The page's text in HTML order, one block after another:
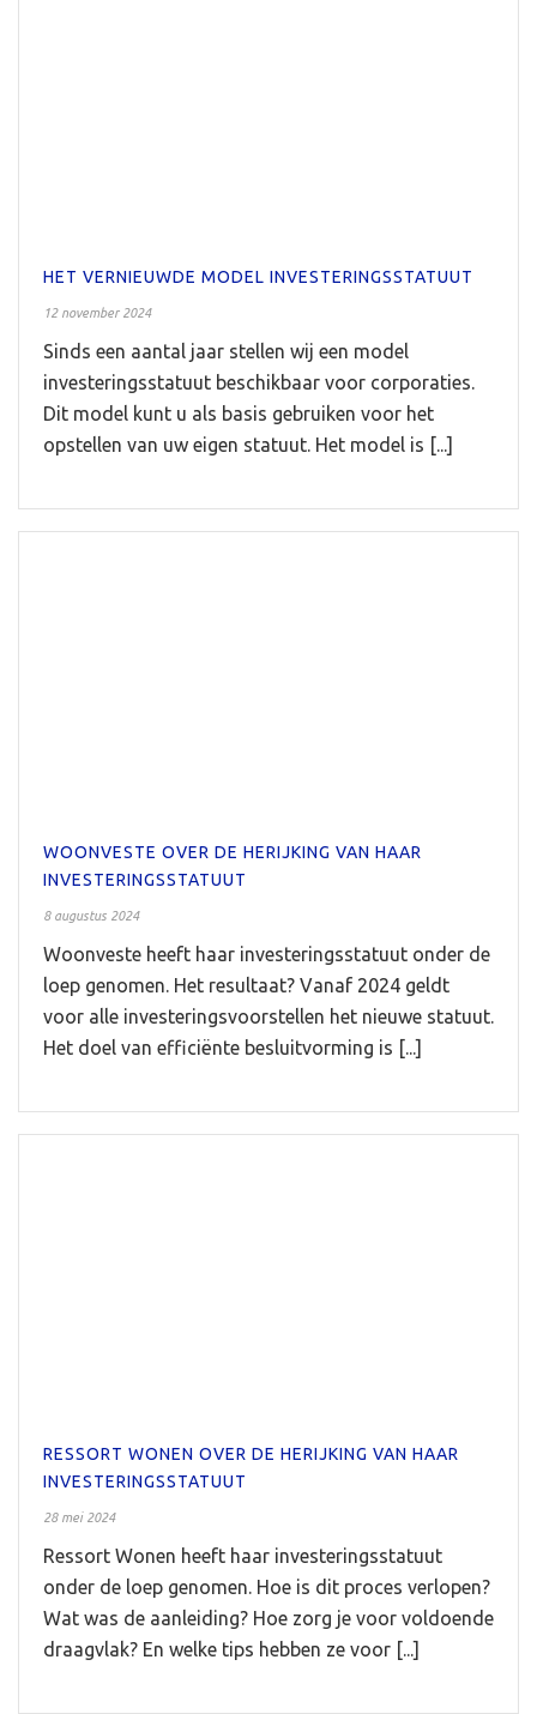
HET VERNIEUWDE MODEL INVESTERINGSSTATUUT
12 november 2024
Sinds een aantal jaar stellen wij een model
investeringsstatuut beschikbaar voor corporaties.
Dit model kunt u als basis gebruiken voor het
opstellen van uw eigen statuut. Het model is [...]
WOONVESTE OVER DE HERIJKING VAN HAAR
INVESTERINGSSTATUUT
8 augustus 2024
Woonveste heeft haar investeringsstatuut onder de
loep genomen. Het resultaat? Vanaf 2024 geldt
voor alle investeringsvoorstellen het nieuwe statuut.
Het doel van efficiënte besluitvorming is [...]
RESSORT WONEN OVER DE HERIJKING VAN HAAR
INVESTERINGSSTATUUT
28 mei 2024
Ressort Wonen heeft haar investeringsstatuut
onder de loep genomen. Hoe is dit proces verlopen?
Wat was de aanleiding? Hoe zorg je voor voldoende
draagvlak? En welke tips hebben ze voor [...]